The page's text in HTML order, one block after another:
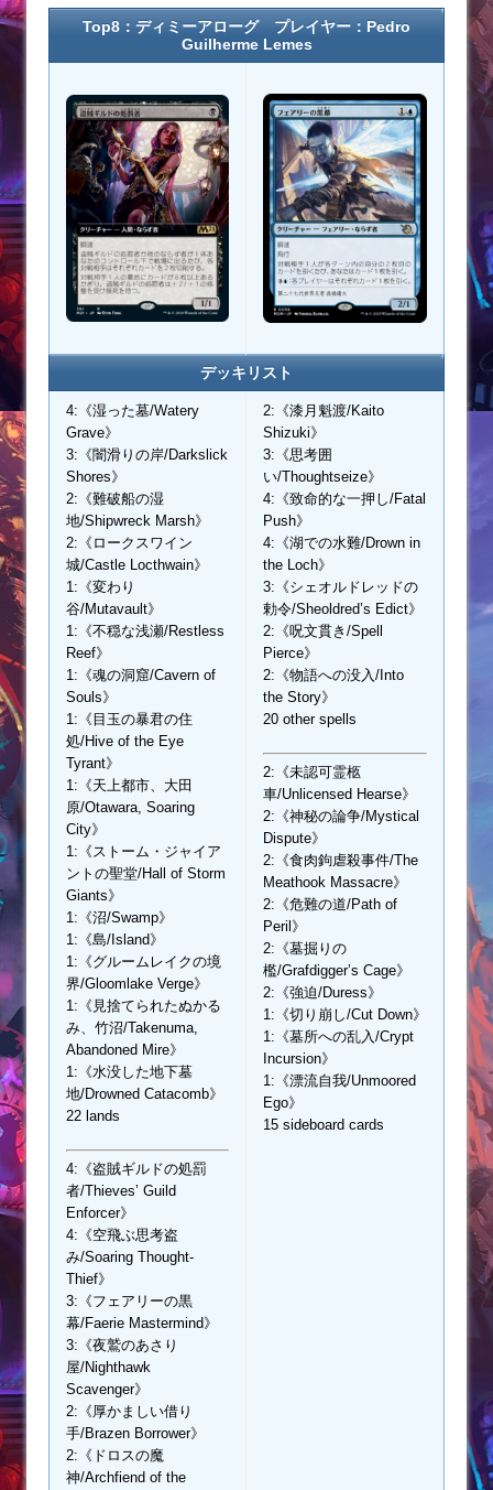
Top8：ディミーアローグ プレイヤー：Pedro
Guilherme Lemes
デッキリスト
4:《湿った墓/Watery
Grave》
3:《闇滑りの岸/Darkslick
Shores》
2:《難破船の湿
地/Shipwreck Marsh》
2:《ロークスワイン
城/Castle Locthwain》
1:《変わり
谷/Mutavault》
1:《不穏な浅瀬/Restless
Reef》
1:《魂の洞窟/Cavern of
Souls》
1:《目玉の暴君の住
処/Hive of the Eye
Tyrant》
1:《天上都市、大田
原/Otawara, Soaring
City》
1:《ストーム・ジャイア
ントの聖堂/Hall of Storm
Giants》
1:《沼/Swamp》
1:《島/Island》
1:《グルームレイクの境
界/Gloomlake Verge》
1:《見捨てられたぬかる
み、竹沼/Takenuma,
Abandoned Mire》
1:《水没した地下墓
地/Drowned Catacomb》
22 lands
4:《盗賊ギルドの処罰
者/Thieves’ Guild
Enforcer》
4:《空飛ぶ思考盗
み/Soaring Thought-
Thief》
3:《フェアリーの黒
幕/Faerie Mastermind》
3:《夜鷲のあさり
屋/Nighthawk
Scavenger》
2:《厚かましい借り
手/Brazen Borrower》
2:《ドロスの魔
神/Archfiend of the
2:《漆月魁渡/Kaito
Shizuki》
3:《思考囲
い/Thoughtseize》
4:《致命的な一押し/Fatal
Push》
4:《湖での水難/Drown in
the Loch》
3:《シェオルドレッドの
勅令/Sheoldred’s Edict》
2:《呪文貫き/Spell
Pierce》
2:《物語への没入/Into
the Story》
20 other spells
2:《未認可霊柩
車/Unlicensed Hearse》
2:《神秘の論争/Mystical
Dispute》
2:《食肉鉤虐殺事件/The
Meathook Massacre》
2:《危難の道/Path of
Peril》
2:《墓掘りの
檻/Grafdigger’s Cage》
2:《強迫/Duress》
1:《切り崩し/Cut Down》
1:《墓所への乱入/Crypt
Incursion》
1:《漂流自我/Unmoored
Ego》
15 sideboard cards